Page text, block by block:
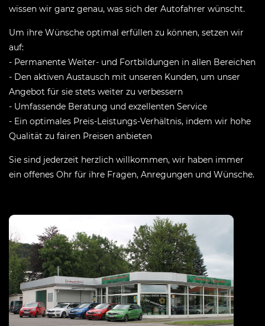
wissen wir ganz genau, was sich der Autofahrer wünscht.
Um ihre Wünsche optimal erfüllen zu können, setzen wir
auf:
- Permanente Weiter- und Fortbildungen in allen Bereichen
- Den aktiven Austausch mit unseren Kunden, um unser
Angebot für sie stets weiter zu verbessern
- Umfassende Beratung und exzellenten Service
- Ein optimales Preis-Leistungs-Verhältnis, indem wir hohe
Qualität zu fairen Preisen anbieten
Sie sind jederzeit herzlich willkommen, wir haben immer
ein offenes Ohr für ihre Fragen, Anregungen und Wünsche.